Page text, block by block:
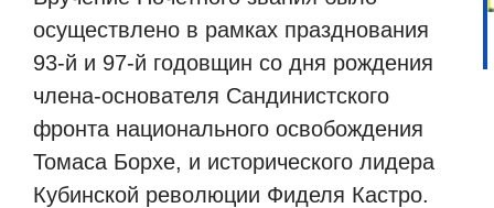
осуществлено в рамках празднования
93-й и 97-й годовщин со дня рождения
члена-основателя Сандинистского
фронта национального освобождения
Томаса Борхе, и исторического лидера
Кубинской революции Фиделя Кастро.